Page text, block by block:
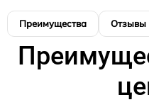
Преимущества Отзывы